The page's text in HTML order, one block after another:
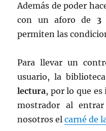
Además de poder
con un aforo de 3
permiten las
Para llevar un
usuario, la
lectura, por lo que es
mostrador al
nosotros elcarné de